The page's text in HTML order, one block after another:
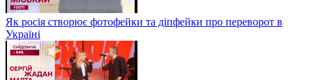
Як росія створює фотофейки та діпфейки про переворот в
Україні